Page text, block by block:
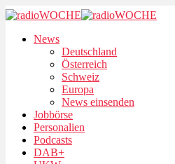
News
Deutschland
Österreich
Schweiz
Europa
News einsenden
Jobbörse
Personalien
Podcasts
DAB+